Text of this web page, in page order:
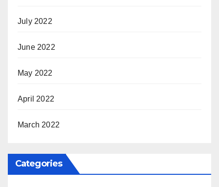
July 2022
June 2022
May 2022
April 2022
March 2022
Categories